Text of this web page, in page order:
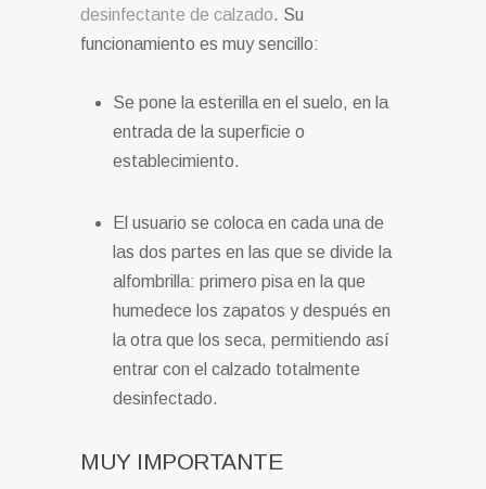
desinfectante de calzado. Su
funcionamiento es muy sencillo:
Se pone la esterilla en el suelo, en la
entrada de la superficie o
establecimiento.
El usuario se coloca en cada una de
las dos partes en las que se divide la
alfombrilla: primero pisa en la que
humedece los zapatos y después en
la otra que los seca, permitiendo así
entrar con el calzado totalmente
desinfectado.
MUY IMPORTANTE